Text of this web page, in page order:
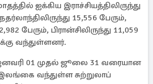
ஐக்கிய இராச்சியத்திலிருந்து
15,556 பேரும்,
பேரும், பிரான்சிலிருந்து 11,059
வந்துள்ளனர்.
01 முதல் ஜூலை 31 வரையான
இலங்கை வந்துள்ள சுற்றுலாப்